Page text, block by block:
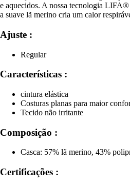
e aquecidos. A nossa tecnologia
a suave lã merino cria um calor
Ajuste :
Regular
Características :
cintura elástica
Costuras planas para maior
Tecido não irritante
Composição :
Casca: 57% lã merino, 43%
Certificações :